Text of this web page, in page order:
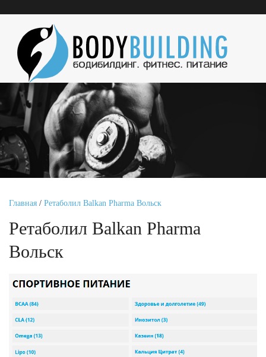
Главная / Ретаболил Balkan Pharma Вольск
Ретаболил Balkan Pharma
Вольск